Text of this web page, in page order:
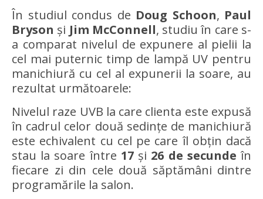
În studiul condus de Doug Schoon, Paul
Bryson și Jim McConnell, studiu în care s-
a comparat nivelul de expunere al pielii la
cel mai puternic timp de lampă UV pentru
manichiură cu cel al expunerii la soare, au
rezultat următoarele:
Nivelul raze UVB la care clienta este expusă
în cadrul celor două sedințe de manichiură
este echivalent cu cel pe care îl obțin dacă
stau la soare între 17 și 26 de secunde în
fiecare zi din cele două săptămâni dintre
programările la salon.